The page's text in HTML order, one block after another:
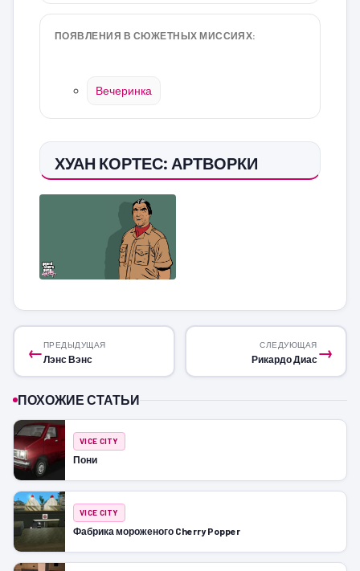
ПОЯВЛЕНИЯ В СЮЖЕТНЫХ МИССИЯХ:
Вечеринка
ХУАН КОРТЕС: АРТВОРКИ
←ПРЕДЫДУЩАЯ
Лэнс Вэнс →
СЛЕДУЮЩАЯ
Рикардо Диас
ПОХОЖИЕ СТАТЬИ
VICE CITY
Пони
VICE CITY
Фабрика мороженого Cherry Popper